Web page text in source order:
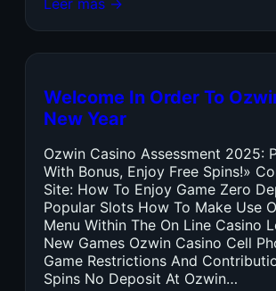
Leer más →
Welcome In Order To
New Year
Ozwin Casino Assessment 2025:
With Bonus, Enjoy Free Spins!»
Site: How To Enjoy Game Zero
Popular Slots How To Make Use
Menu Within The On Line Casino
New Games Ozwin Casino Cell
Game Restrictions And
Spins No Deposit At Ozwin…